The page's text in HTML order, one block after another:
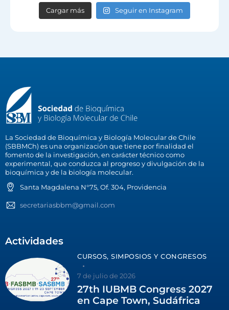
Cargar más Seguir en Instagram
La Sociedad de Bioquímica y Biología Molecular de Chile
(SBBMCh) es una organización que tiene por finalidad el
fomento de la investigación, en carácter técnico como
experimental, que conduzca al progreso y divulgación de la
bioquímica y de la biología molecular.
Santa Magdalena N°75, Of. 304, Providencia
secretariasbbm@gmail.com
Actividades
CURSOS, SIMPOSIOS Y CONGRESOS
7 de julio de 2026
27th IUBMB Congress 2027
en Cape Town, Sudáfrica